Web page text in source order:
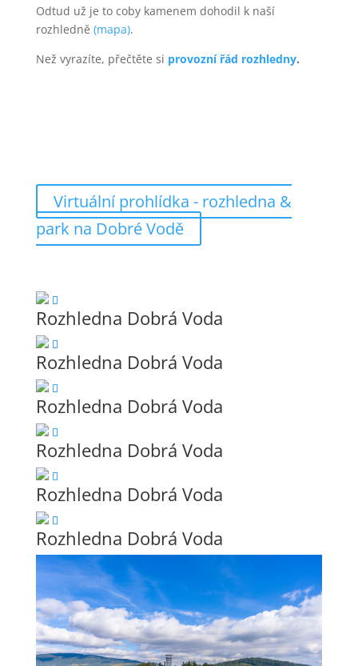
Odtud už je to coby kamenem dohodil k naší
rozhledně (mapa).
Než vyrazíte, přečtěte si provozní řád rozhledny.
Virtuální prohlídka - rozhledna &
park na Dobré Vodě
Rozhledna Dobrá Voda
Rozhledna Dobrá Voda
Rozhledna Dobrá Voda
Rozhledna Dobrá Voda
Rozhledna Dobrá Voda
Rozhledna Dobrá Voda